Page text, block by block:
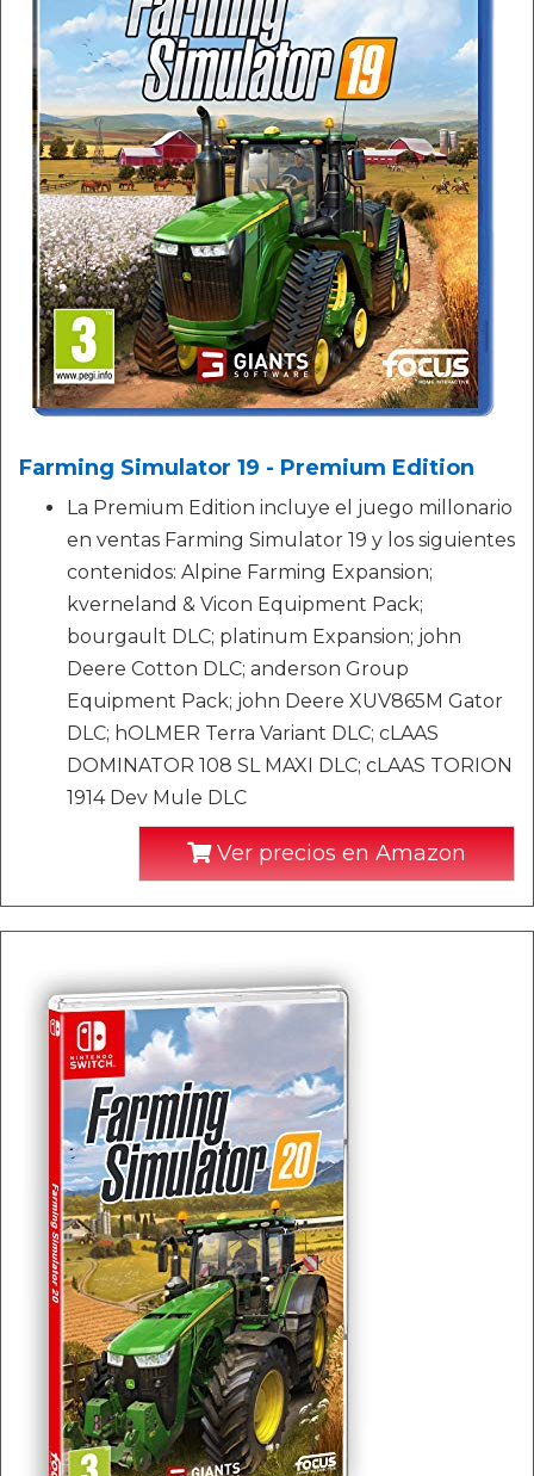
Farming Simulator 19 - Premium Edition
La Premium Edition incluye el juego millonario
en ventas Farming Simulator 19 y los siguientes
contenidos: Alpine Farming Expansion;
kverneland & Vicon Equipment Pack;
bourgault DLC; platinum Expansion; john
Deere Cotton DLC; anderson Group
Equipment Pack; john Deere XUV865M Gator
DLC; hOLMER Terra Variant DLC; cLAAS
DOMINATOR 108 SL MAXI DLC; cLAAS TORION
1914 Dev Mule DLC
Ver precios en Amazon